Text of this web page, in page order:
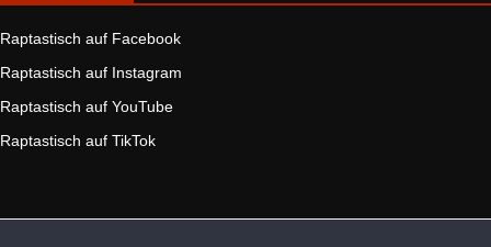
Raptastisch auf Facebook
Raptastisch auf Instagram
Raptastisch auf YouTube
Raptastisch auf TikTok